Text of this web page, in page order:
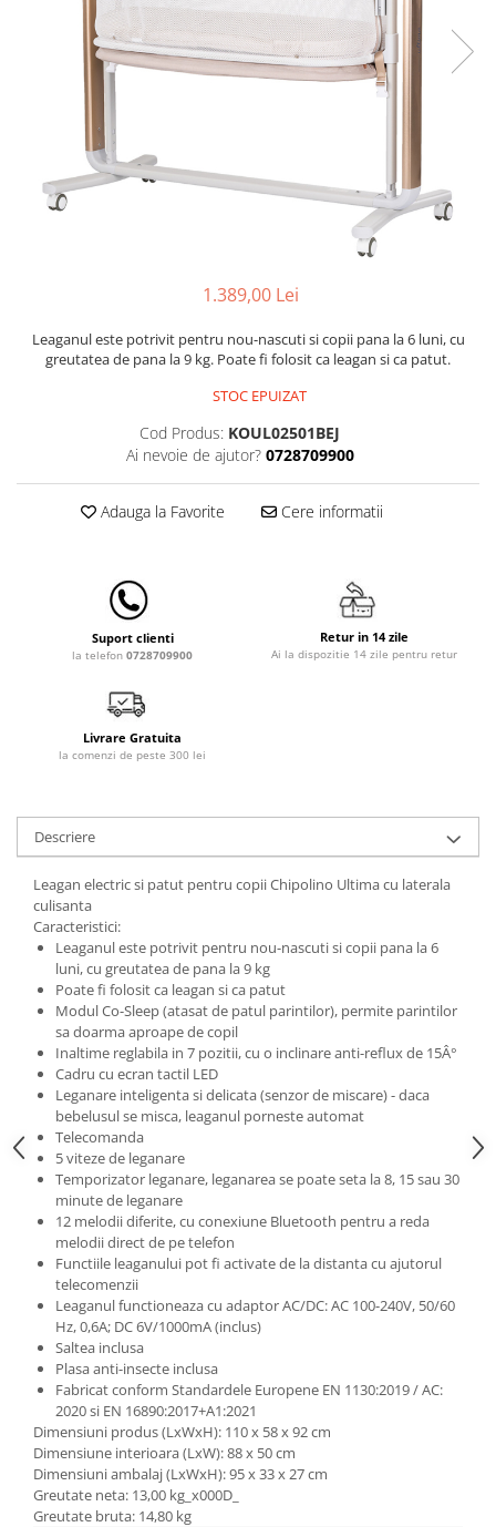
Lenjerii patut 140 x 70 cm
Lenjerie patuturi tineret
Baldachin patut
Paturici copii
Perne copii si mamici
Protectii saltea
Comode copii
Sac de dormit copii
Covorase de joaca
Carusele patut
Lampi de veghe
Saltele de infasat
Biciclete fara pedale
Masinute fara pedale
Karturi si masinute cu pedale
Role copii si adulti
Masinute si motociclete electrice
Marsupii
Alte Sporturi
Mingi fitness si medicinale
Scara antrenament
Termometre copii si bebe
1.389,00 Lei
Leaganul este potrivit pentru nou-nascuti si copii pana la 6 luni, cu
greutatea de pana la 9 kg. Poate fi folosit ca leagan si ca patut.
STOC EPUIZAT
Cod Produs: KOUL02501BEJ
Ai nevoie de ajutor? 0728709900
Adauga la Favorite Cere informatii
Suport clienti
la telefon 0728709900
Retur in 14 zile
Ai la dispozitie 14 zile pentru retur
Livrare Gratuita
la comenzi de peste 300 lei
Descriere
Leagan electric si patut pentru copii Chipolino Ultima cu laterala
culisanta
Caracteristici:
Leaganul este potrivit pentru nou-nascuti si copii pana la 6
luni, cu greutatea de pana la 9 kg
Poate fi folosit ca leagan si ca patut
Modul Co-Sleep (atasat de patul parintilor), permite parintilor
sa doarma aproape de copil
Inaltime reglabila in 7 pozitii, cu o inclinare anti-reflux de 15Â°
Cadru cu ecran tactil LED
Leganare inteligenta si delicata (senzor de miscare) - daca
bebelusul se misca, leaganul porneste automat
Telecomanda
5 viteze de leganare
Temporizator leganare, leganarea se poate seta la 8, 15 sau 30
minute de leganare
12 melodii diferite, cu conexiune Bluetooth pentru a reda
melodii direct de pe telefon
Functiile leaganului pot fi activate de la distanta cu ajutorul
telecomenzii
Leaganul functioneaza cu adaptor AC/DC: AC 100-240V, 50/60
Hz, 0,6A; DC 6V/1000mA (inclus)
Saltea inclusa
Plasa anti-insecte inclusa
Fabricat conform Standardele Europene EN 1130:2019 / AC:
2020 si EN 16890:2017+A1:2021
Dimensiuni produs (LxWxH): 110 x 58 x 92 cm
Dimensiune interioara (LxW): 88 x 50 cm
Dimensiuni ambalaj (LxWxH): 95 x 33 x 27 cm
Greutate neta: 13,00 kg_x000D_
Greutate bruta: 14,80 kg